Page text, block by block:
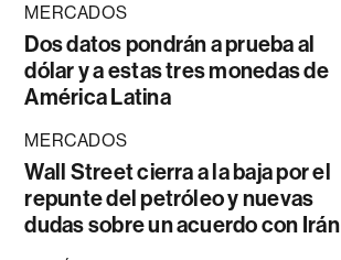
MERCADOS
Dos datos pondrán a prueba al
dólar y a estas tres monedas de
América Latina
MERCADOS
Wall Street cierra a la baja por el
repunte del petróleo y nuevas
dudas sobre un acuerdo con Irán